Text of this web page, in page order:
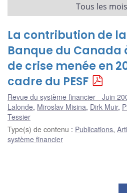
Tous les
La contribution de la
Banque du Canada
de crise menée en
cadre du PESF
Revue du système financier - Juin
Lalonde, Miroslav Misina, Dirk Muir,
Tessier
Type(s) de contenu : Publications,
système financier